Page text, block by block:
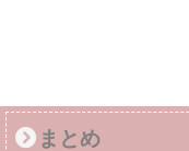
まとめ